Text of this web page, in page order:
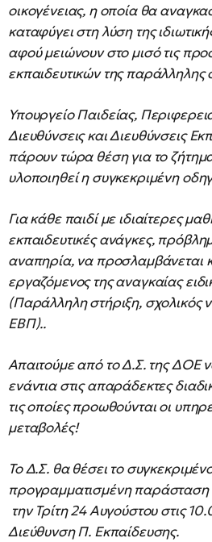
οικογένειας, η οποία θα
καταφύγει στη λύση της
αφού μειώνουν στο μισό τις
εκπαιδευτικών της παράλληλης
Υπουργείο Παιδείας,
Διευθύνσεις και Διευθύνσεις
πάρουν τώρα θέση για το
υλοποιηθεί η συγκεκριμένη
Για κάθε παιδί με ιδιαίτερες
εκπαιδευτικές ανάγκες,
αναπηρία, να προσλαμβάνεται
εργαζόμενος της αναγκαίας
(Παράλληλη στήριξη, σχολικός
ΕΒΠ)..
Απαιτούμε από το Δ.Σ. της ΔΟΕ
ενάντια στις απαράδεκτες
τις οποίες προωθούνται οι
μεταβολές!
Το Δ.Σ. θα θέσει το
προγραμματισμένη παράσταση
την Τρίτη 24 Αυγούστου στις
Διεύθυνση Π. Εκπαίδευσης.